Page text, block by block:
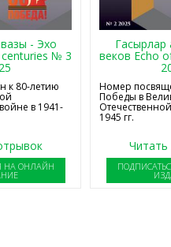
- Эхо
№ 3
к 80-летию
в 1941-
НА ОНЛАЙН
Гасырлар
веков Echo
Номер
Победы в
1945 гг.